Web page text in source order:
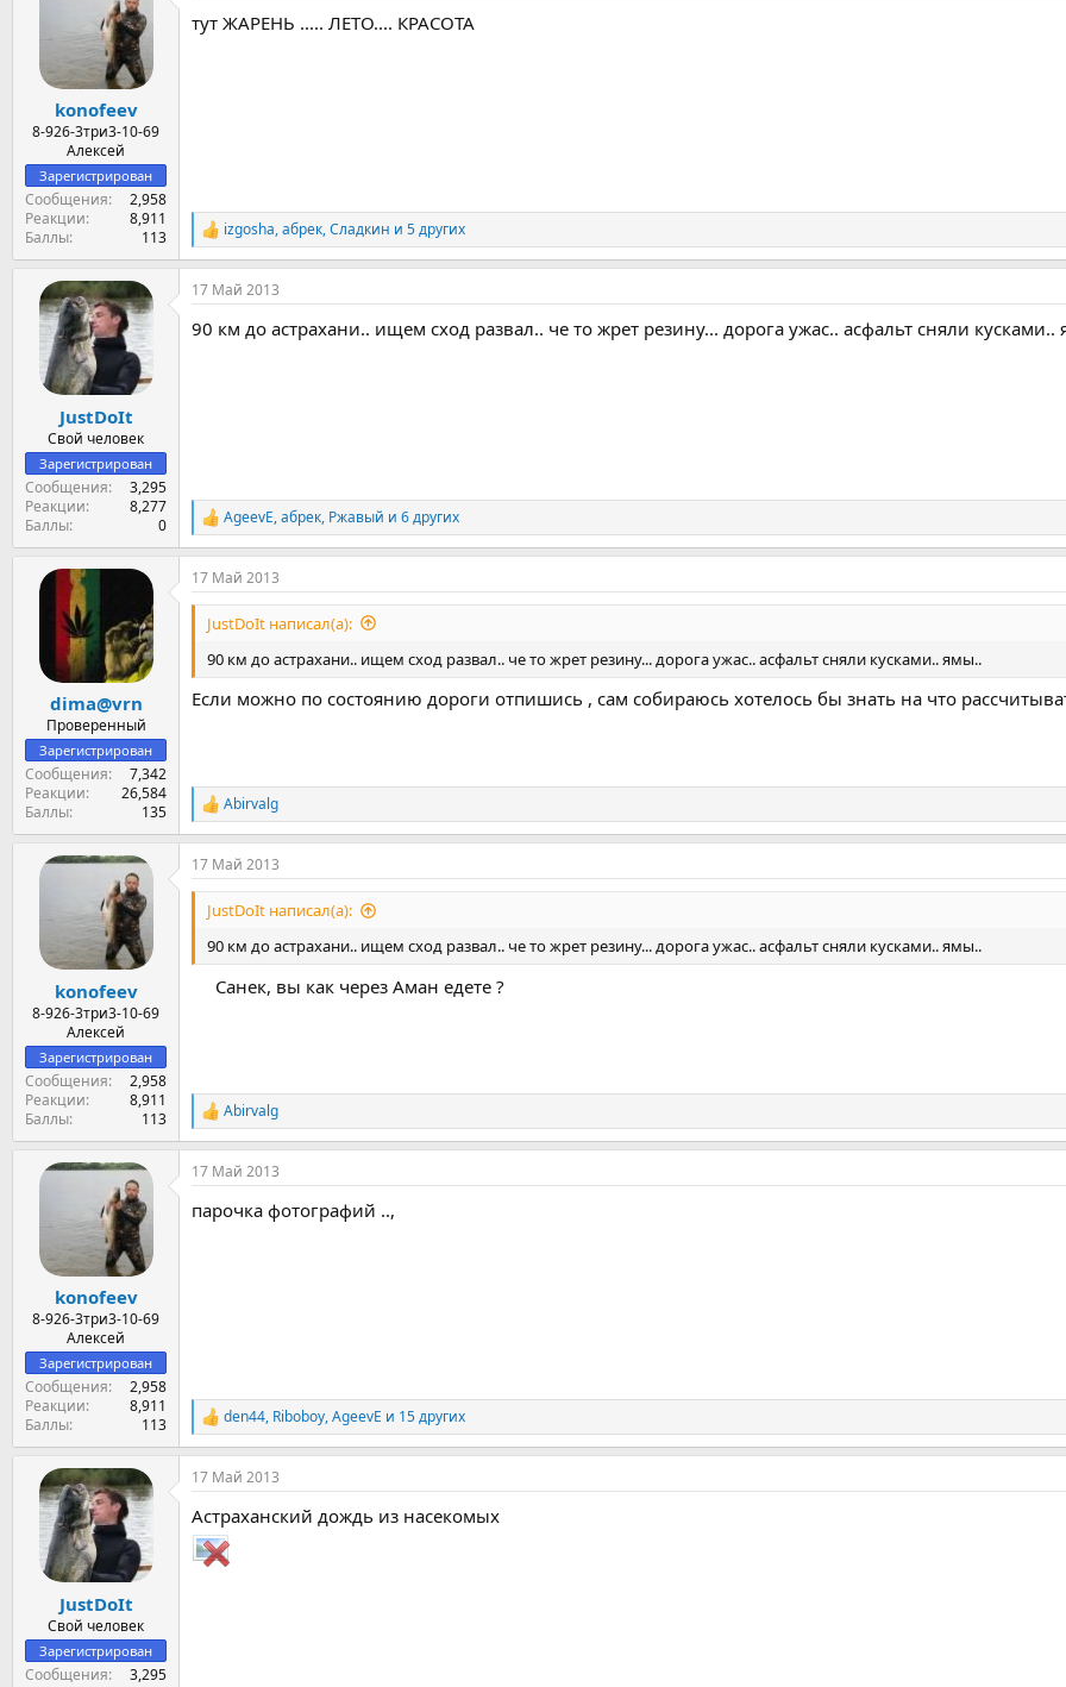
и
konofeev
8-926-3три3-10-69
Алексей
Зарегистрирован
Сообщения
2,958
Реакции
8,911
Баллы
113
тут ЖАРЕНЬ ..... ЛЕТО.... КРАСОТА
Р
е
а
к
и
izgosha,абрек,Сладкин и 5 других
JustDoIt
Свой человек
Зарегистрирован
Сообщения
3,295
Реакции
8,277
Баллы
0
17 Май 2013
90 км до астрахани.. ищем сход развал.. че то жрет резину... дорога ужас.. асфальт сняли кусками..
Р
е
а
к
ц
и
и
AgeevE,абрек, Ржавый и 6 других
dima@vrn
Проверенный
Зарегистрирован
Сообщения
7,342
Реакции
26,584
Баллы
135
17 Май 2013
JustDoIt написал(а):
90 км до астрахани.. ищем сход развал.. че то жрет резину... дорога ужас.. асфальт сняли кусками.. ямы..
Если можно по состоянию дороги отпишись , сам собираюсь хотелось бы знать на что
Р
е
а
к
ц
и
и
Abirvalg
konofeev
8-926-3три3-10-69
Алексей
Зарегистрирован
Сообщения
2,958
Реакции
8,911
Баллы
113
17 Май 2013
JustDoIt написал(а):
90 км до астрахани.. ищем сход развал.. че то жрет резину... дорога ужас.. асфальт сняли кусками.. ямы..
Санек, вы как через Аман едете ?​
Р
е
а
к
и
Abirvalg
konofeev
8-926-3три3-10-69
Алексей
Зарегистрирован
Сообщения
2,958
Реакции
8,911
Баллы
113
17 Май 2013
парочка фотографий ..,
Р
е
а
к
и
и
:
den44, Riboboy,AgeevE и 15 других
JustDoIt
Свой человек
Зарегистрирован
Сообщения
3,295
17 Май 2013
Астраханский дождь из насекомых